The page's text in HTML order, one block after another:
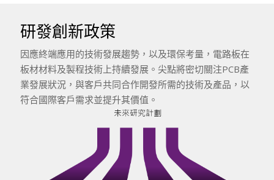
研發創新政策
因應終端應用的技術發展趨勢，以及環保考量，電路板在
板材材料及製程技術上持續發展。尖點將密切關注PCB產
業發展狀況，與客戶共同合作開發所需的技術及產品，以
符合國際客戶需求並提升其價值。